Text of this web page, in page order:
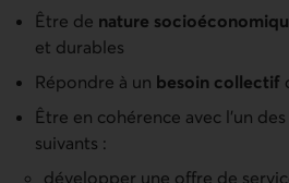
Être de nature
et durables
Répondre à un besoin collectif
Être en cohérence avec l’un
suivants :
développer une offre de